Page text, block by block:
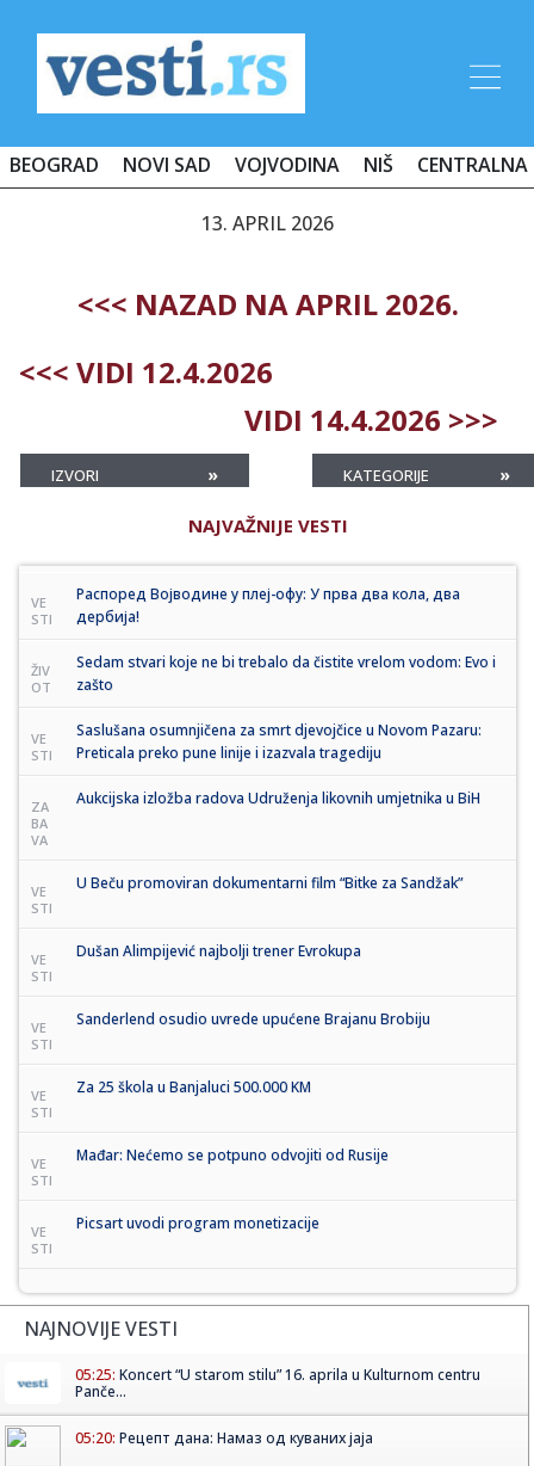
BEOGRAD NOVI SAD VOJVODINA NIŠ CENTRALNA
13. APRIL 2026
<<< NAZAD NA APRIL 2026.
<<< VIDI 12.4.2026
VIDI 14.4.2026 >>>
IZVORI » KATEGORIJE »
NAJVAŽNIJE VESTI
VE
STI
Распоред Војводине у плеј-офу: У прва два кола, два
дербија!
ŽIV
OT
Sedam stvari koje ne bi trebalo da čistite vrelom vodom: Evo i
zašto
VE
STI
Saslušana osumnjičena za smrt djevojčice u Novom Pazaru:
Preticala preko pune linije i izazvala tragediju
ZA
BA
VA
Aukcijska izložba radova Udruženja likovnih umjetnika u BiH
VE
STI
U Beču promoviran dokumentarni film “Bitke za Sandžak”
VE
STI
Dušan Alimpijević najbolji trener Evrokupa
VE
STI
Sanderlend osudio uvrede upućene Brajanu Brobiju
VE
STI
Za 25 škola u Banjaluci 500.000 KM
VE
STI
Mađar: Nećemo se potpuno odvojiti od Rusije
VE
STI
Picsart uvodi program monetizacije
NAJNOVIJE VESTI
05:25: Koncert “U starom stilu” 16. aprila u Kulturnom centru
Panče...
05:20: Рецепт дана: Намаз од куваних јаја